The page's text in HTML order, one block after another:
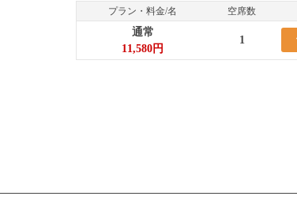
プラン・料金/名 空席数
通常
11,580円
1